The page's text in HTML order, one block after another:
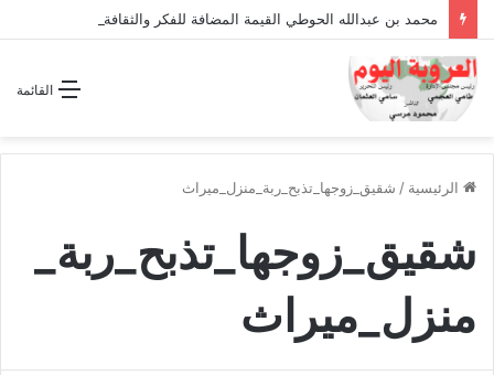
محمد بن عبدالله الحوطي القيمة المضافة للفكر والثقافة والتاريخ !
القائمة
الرئيسية / شقيق_زوجها_تذبح_ربة_منزل_ميراث
شقيق_زوجها_تذبح_ربة_
منزل_ميراث